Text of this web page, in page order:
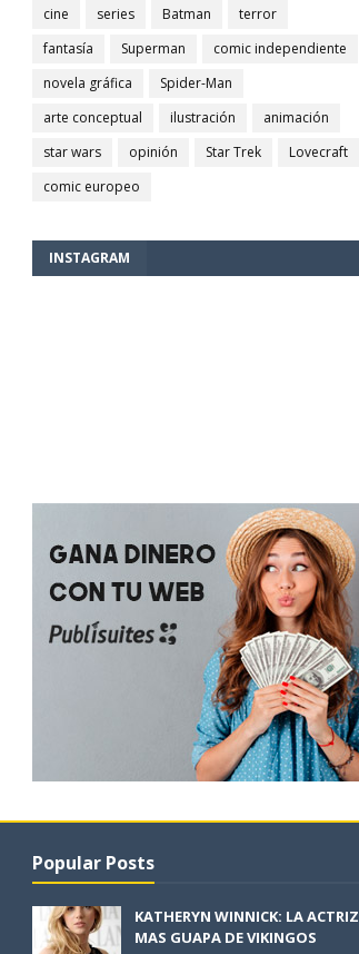
cine series Batman
terror
fantasía
Superman
comic independiente
novela gráfica
Spider-Man
arte conceptual
ilustración
animación
star wars
opinión Star Trek
Lovecraft
comic europeo
INSTAGRAM
Popular Posts
KATHERYN WINNICK: LA ACTRIZ
MAS GUAPA DE VIKINGOS